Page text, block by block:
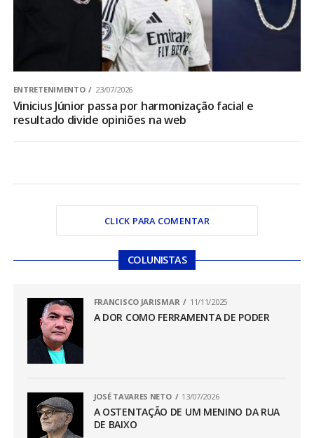
ENTRETENIMENTO 23/07/2026
Vinicius Júnior passa por harmonização facial e
resultado divide opiniões na web
CLICK PARA COMENTAR
COLUNISTAS
FRANCISCO JARISMAR 11/11/2025
A DOR COMO FERRAMENTA DE PODER
JOSÉ TAVARES NETO 13/07/2026
A OSTENTAÇÃO DE UM MENINO DA RUA
DE BAIXO